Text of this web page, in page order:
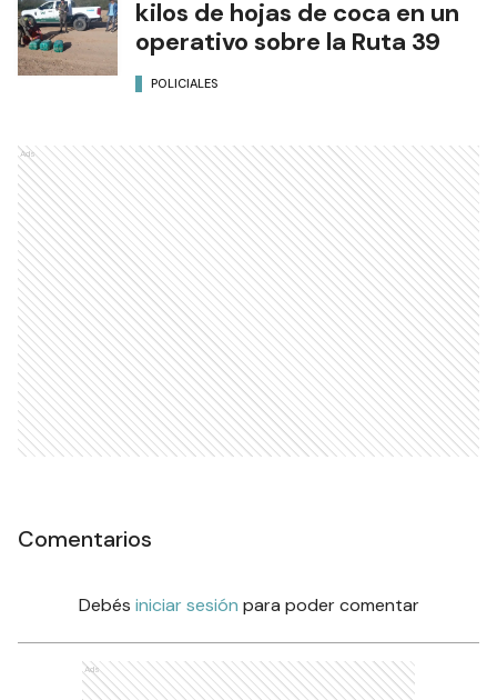
kilos de hojas de coca en un
operativo sobre la Ruta 39
POLICIALES
Ads
Comentarios
Debés iniciar sesión para poder comentar
Ads